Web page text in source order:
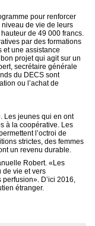
pour renforcer
de vie de leurs
de 49 000 francs.
par des formations
et une assistance
projet qui agit sur un
secrétaire générale
du DECS sont
ou l’achat de
Les jeunes qui en ont
à la coopérative. Les
l’octroi de
strictes, des femmes
un revenu durable.
Robert. «Les
de vie et vers
D’ici 2016,
étranger.